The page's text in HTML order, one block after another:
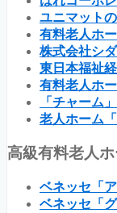
ユニマット
有料老人ホ
株式会社シ
東日本福祉
有料老人ホ
「チャーム
老人ホーム
高級有料老人
ベネッセ「ア
ベネッセ「